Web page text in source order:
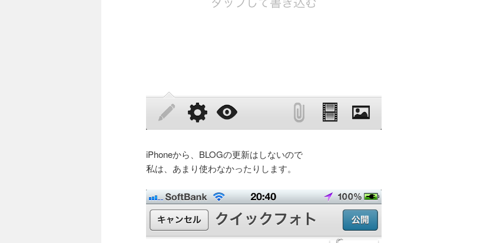
iPhoneから、BLOGの更新はしないので
私は、あまり使わなかったりします。